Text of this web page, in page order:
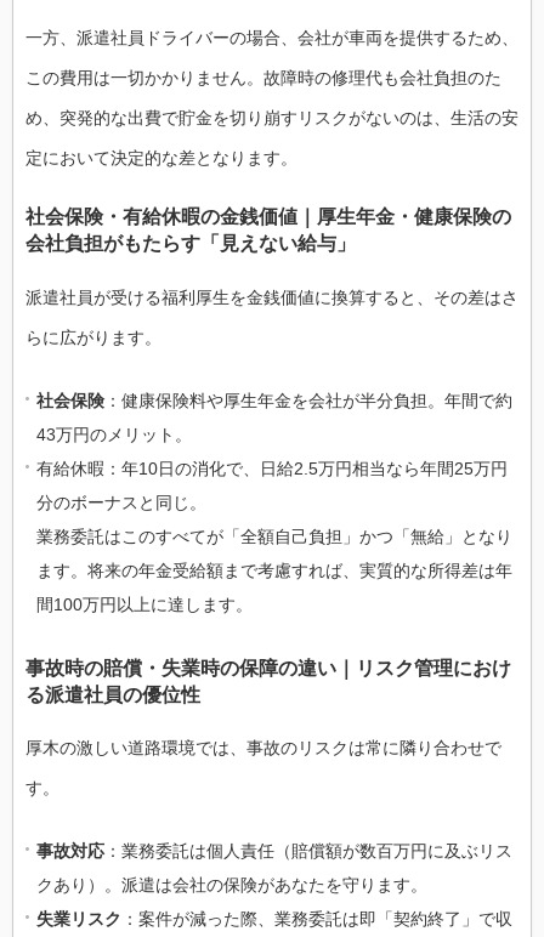
一方、派遣社員ドライバーの場合、会社が車両を提供するため、
この費用は一切かかりません。故障時の修理代も会社負担のた
め、突発的な出費で貯金を切り崩すリスクがないのは、生活の安
定において決定的な差となります。
社会保険・有給休暇の金銭価値｜厚生年金・健康保険の
会社負担がもたらす「見えない給与」
派遣社員が受ける福利厚生を金銭価値に換算すると、その差はさ
らに広がります。
社会保険 ：健康保険料や厚生年金を会社が半分負担。年間で約
43万円のメリット。
有給休暇：年10日の消化で、日給2.5万円相当なら年間25万円
分のボーナスと同じ。
業務委託はこのすべてが「全額自己負担」かつ「無給」となり
ます。将来の年金受給額まで考慮すれば、実質的な所得差は年
間100万円以上に達します。
事故時の賠償・失業時の保障の違い｜リスク管理におけ
る派遣社員の優位性
厚木の激しい道路環境では、事故のリスクは常に隣り合わせで
す。
事故対応 ：業務委託は個人責任（賠償額が数百万円に及ぶリス
クあり）。派遣は会社の保険があなたを守ります。
失業リスク ：案件が減った際、業務委託は即「契約終了」で収